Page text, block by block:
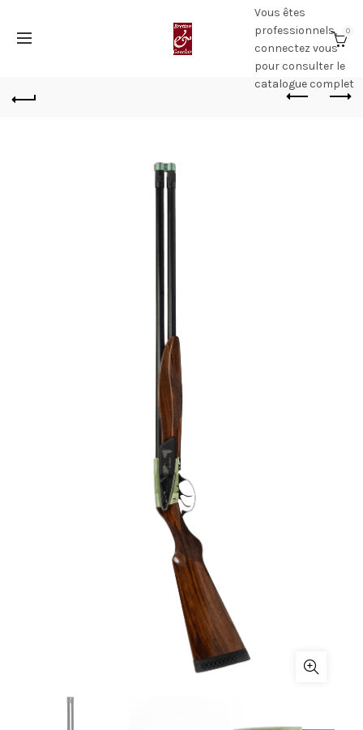
0
Vous êtes
professionnels,
connectez vous
pour consulter le
catalogue complet